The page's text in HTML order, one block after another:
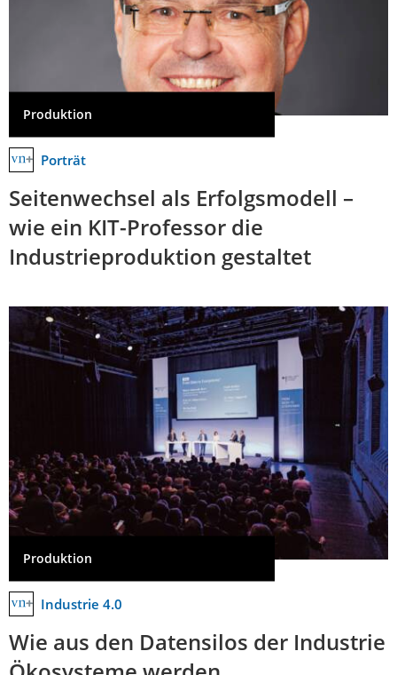
Produktion
Porträt
Seitenwechsel als Erfolgsmodell –
wie ein KIT-Professor die
Industrieproduktion gestaltet
Produktion
Industrie 4.0
Wie aus den Datensilos der Industrie